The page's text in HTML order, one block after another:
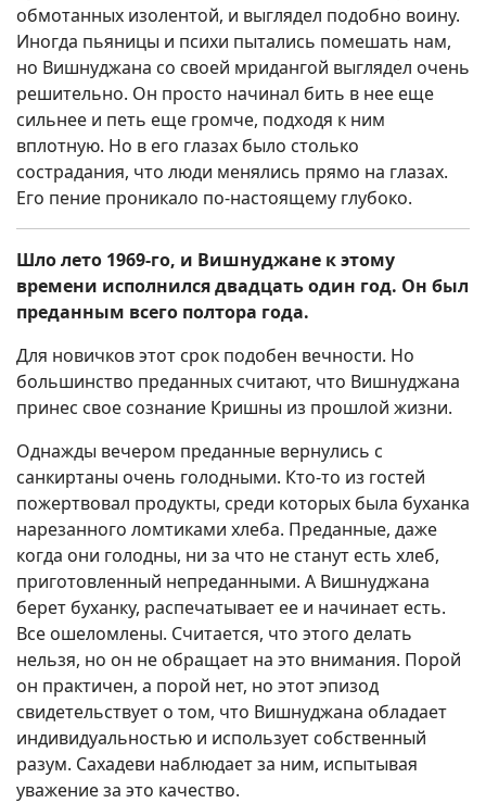
обмотанных изолентой, и выглядел подобно воину.
Иногда пьяницы и психи пытались помешать нам,
но Вишнуджана со своей мридангой выглядел очень
решительно. Он просто начинал бить в нее еще
сильнее и петь еще громче, подходя к ним
вплотную. Но в его глазах было столько
сострадания, что люди менялись прямо на глазах.
Его пение проникало по-настоящему глубоко.
Шло лето 1969-го, и Вишнуджане к этому
времени исполнился двадцать один год. Он был
преданным всего полтора года.
Для новичков этот срок подобен вечности. Но
большинство преданных считают, что Вишнуджана
принес свое сознание Кришны из прошлой жизни.
Однажды вечером преданные вернулись с
санкиртаны очень голодными. Кто-то из гостей
пожертвовал продукты, среди которых была буханка
нарезанного ломтиками хлеба. Преданные, даже
когда они голодны, ни за что не станут есть хлеб,
приготовленный непреданными. А Вишнуджана
берет буханку, распечатывает ее и начинает есть.
Все ошеломлены. Считается, что этого делать
нельзя, но он не обращает на это внимания. Порой
он практичен, а порой нет, но этот эпизод
свидетельствует о том, что Вишнуджана обладает
индивидуальностью и использует собственный
разум. Сахадеви наблюдает за ним, испытывая
уважение за это качество.